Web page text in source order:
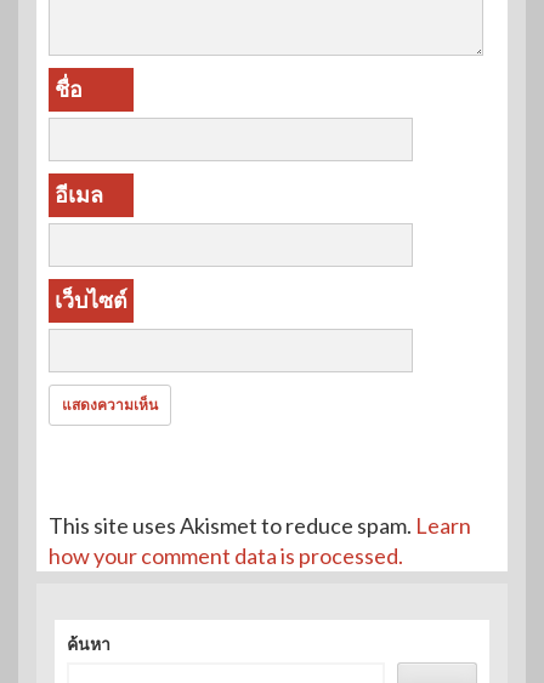
ชื่อ
อีเมล
เว็บไซต์
This site uses Akismet to reduce spam. Learn
how your comment data is processed.
ค้นหา